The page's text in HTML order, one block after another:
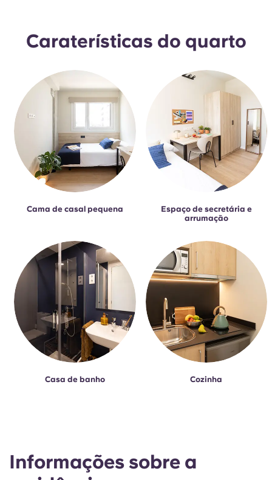
Informações sobre a
Caraterísticas do quarto
Cama de casal pequena
Espaço de secretária e
arrumação
Casa de banho Cozinha